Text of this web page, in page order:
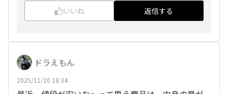
いいね 返信する
ドラえもん
2025/11/20 18:34